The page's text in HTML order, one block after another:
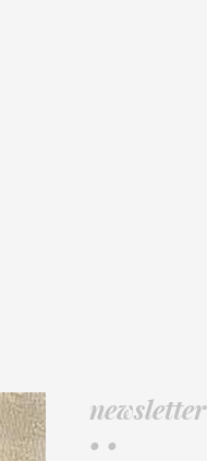
newsletter
• •